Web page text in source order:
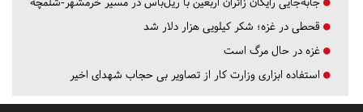
قحطی در غزه؛ شکر کیلویی هزار دلار شد
غزه در حال مرگ است
استفاده ابزاری وزارت کار از تصاویر بی حجاب شهدای اخیر